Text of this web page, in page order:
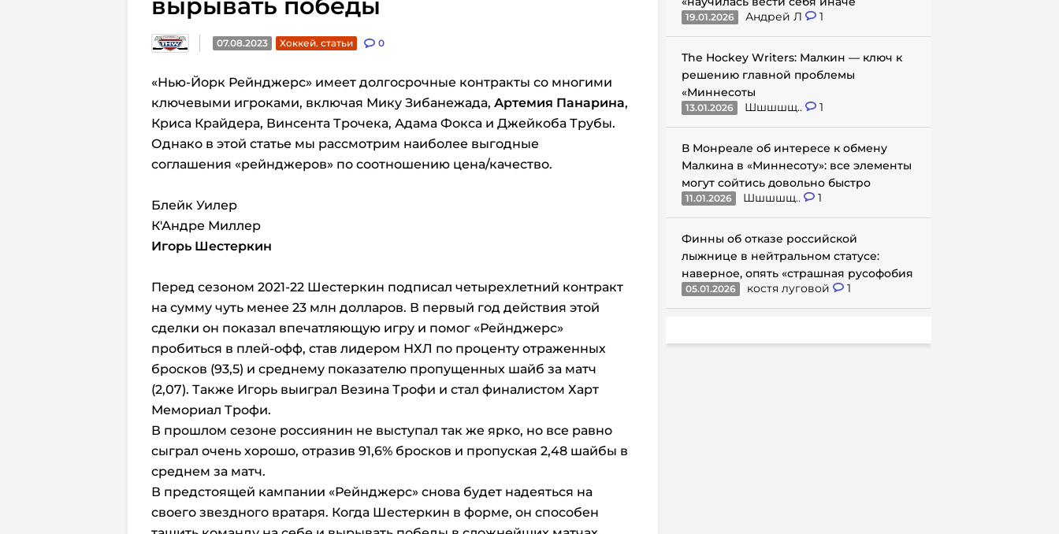
вырывать победы
07.08.2023 Хоккей. статьи 0
«Нью-Йорк Рейнджерс» имеет долгосрочные контракты со многими
ключевыми игроками, включая Мику Зибанежада, Артемия Панарина,
Криса Крайдера, Винсента Трочека, Адама Фокса и Джейкоба Трубы.
Однако в этой статье мы рассмотрим наиболее выгодные
соглашения «рейнджеров» по соотношению цена/качество.
Блейк Уилер
К'Андре Миллер
Игорь Шестеркин
Перед сезоном 2021-22 Шестеркин подписал четырехлетний контракт
на сумму чуть менее 23 млн долларов. В первый год действия этой
сделки он показал впечатляющую игру и помог «Рейнджерс»
пробиться в плей-офф, став лидером НХЛ по проценту отраженных
бросков (93,5) и среднему показателю пропущенных шайб за матч
(2,07). Также Игорь выиграл Везина Трофи и стал финалистом Харт
Мемориал Трофи.
В прошлом сезоне россиянин не выступал так же ярко, но все равно
сыграл очень хорошо, отразив 91,6% бросков и пропуская 2,48 шайбы в
среднем за матч.
В предстоящей кампании «Рейнджерс» снова будет надеяться на
своего звездного вратаря. Когда Шестеркин в форме, он способен
19.01.2026 Андрей Л 1
The Hockey Writers: Малкин — ключ к
решению главной проблемы
«Миннесоты
13.01.2026 Шшшшщ.. 1
В Монреале об интересе к обмену
Малкина в «Миннесоту»: все элементы
могут сойтись довольно быстро
11.01.2026 Шшшшщ.. 1
Финны об отказе российской
лыжнице в нейтральном статусе:
наверное, опять «страшная русофобия
05.01.2026 костя луговой 1